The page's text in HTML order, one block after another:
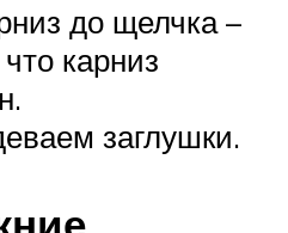
до щелчка –
карниз
заглушки.